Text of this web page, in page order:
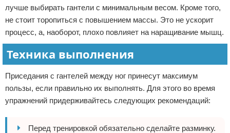
лучше выбирать гантели с минимальным весом. Кроме того,
не стоит торопиться с повышением массы. Это не ускорит
процесс, а, наоборот, плохо повлияет на наращивание мышц.
Техника выполнения
Приседания с гантелей между ног принесут максимум
пользы, если правильно их выполнять. Для этого во время
упражнений придерживайтесь следующих рекомендаций:
Перед тренировкой обязательно сделайте разминку.